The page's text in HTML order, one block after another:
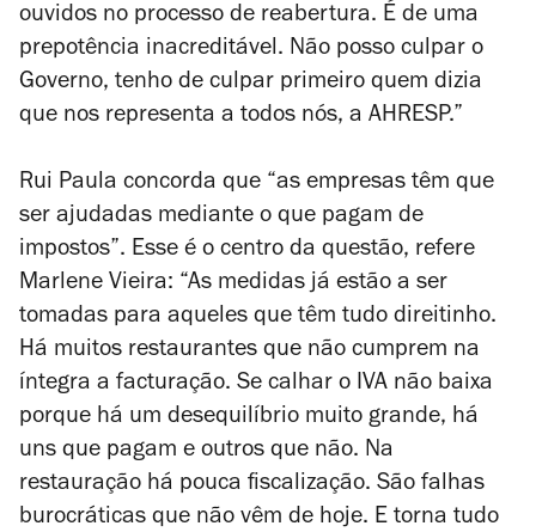
ouvidos no processo de reabertura. É de uma
prepotência inacreditável. Não posso culpar o
Governo, tenho de culpar primeiro quem dizia
que nos representa a todos nós, a AHRESP.”
Rui Paula concorda que “as empresas têm que
ser ajudadas mediante o que pagam de
impostos”. Esse é o centro da questão, refere
Marlene Vieira: “As medidas já estão a ser
tomadas para aqueles que têm tudo direitinho.
Há muitos restaurantes que não cumprem na
íntegra a facturação. Se calhar o IVA não baixa
porque há um desequilíbrio muito grande, há
uns que pagam e outros que não. Na
restauração há pouca fiscalização. São falhas
burocráticas que não vêm de hoje. E torna tudo